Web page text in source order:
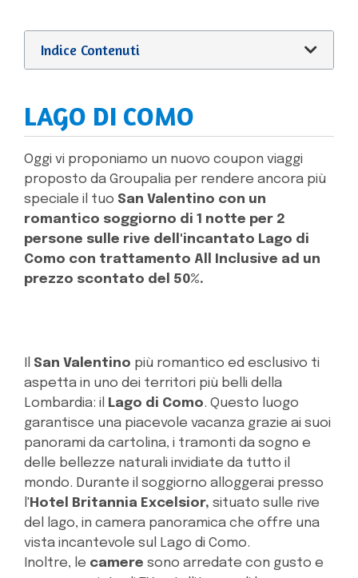
Indice Contenuti
LAGO DI COMO
Oggi vi proponiamo un nuovo coupon viaggi
proposto da Groupalia per rendere ancora più
speciale il tuo San Valentino con un
romantico soggiorno di 1 notte per 2
persone sulle rive dell'incantato Lago di
Como con trattamento All Inclusive ad un
prezzo scontato del 50%.
San Valentino più romantico ed esclusivo ti
aspetta in uno dei territori più belli della
Lombardia: il
Lago di Como. Questo luogo
garantisce una piacevole vacanza grazie ai suoi
panorami da cartolina, i tramonti da sogno e
delle bellezze naturali invidiate da tutto il
mondo. Durante il soggiorno alloggerai presso
l'Hotel Britannia Excelsior, situato sulle rive
del lago, in camera panoramica che offre una
vista incantevole sul Lago di Como.
Inoltre, le camere sono arredate con gusto e